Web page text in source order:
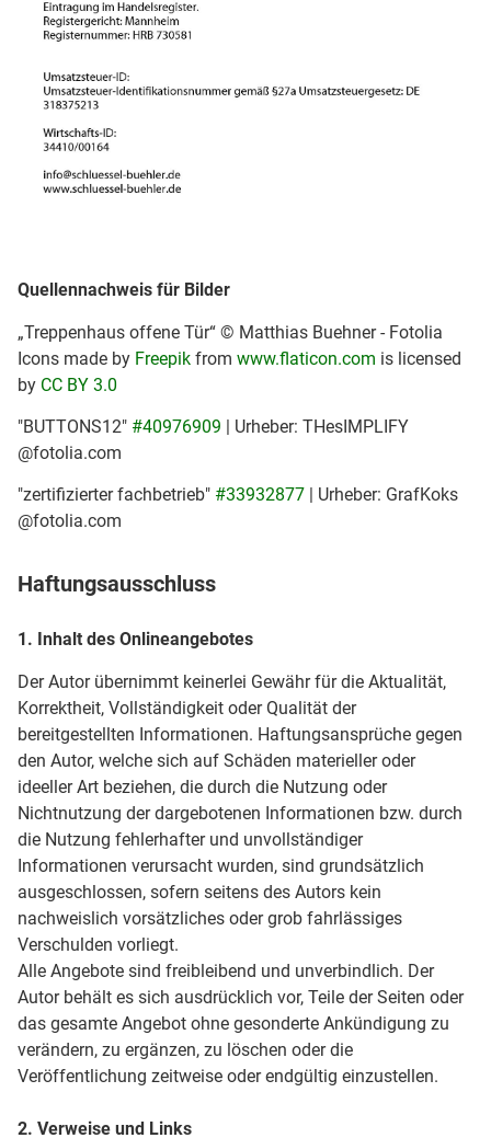
Quellennachweis für Bilder
„Treppenhaus offene Tür“ © Matthias Buehner - Fotolia
Icons made by Freepik from www.flaticon.com is licensed
by CC BY 3.0
"BUTTONS12" #40976909 | Urheber: THesIMPLIFY
@fotolia.com
"zertifizierter fachbetrieb" #33932877 | Urheber: GrafKoks
@fotolia.com
Haftungsausschluss
1. Inhalt des Onlineangebotes
Der Autor übernimmt keinerlei Gewähr für die Aktualität,
Korrektheit, Vollständigkeit oder Qualität der
bereitgestellten Informationen. Haftungsansprüche gegen
den Autor, welche sich auf Schäden materieller oder
ideeller Art beziehen, die durch die Nutzung oder
Nichtnutzung der dargebotenen Informationen bzw. durch
die Nutzung fehlerhafter und unvollständiger
Informationen verursacht wurden, sind grundsätzlich
ausgeschlossen, sofern seitens des Autors kein
nachweislich vorsätzliches oder grob fahrlässiges
Verschulden vorliegt.
Alle Angebote sind freibleibend und unverbindlich. Der
Autor behält es sich ausdrücklich vor, Teile der Seiten oder
das gesamte Angebot ohne gesonderte Ankündigung zu
verändern, zu ergänzen, zu löschen oder die
Veröffentlichung zeitweise oder endgültig einzustellen.
2. Verweise und Links